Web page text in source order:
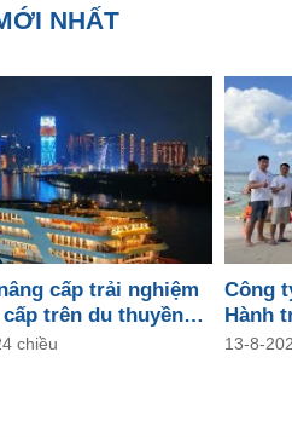
NHẤT
cấp trải nghiệm
cấp trên du thuyền
chiều
Công
Hành
2025
13-8-